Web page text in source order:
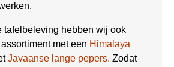
tafelbeleving hebben wij ook
met een Himalaya
Javaanse lange pepers. Zodat